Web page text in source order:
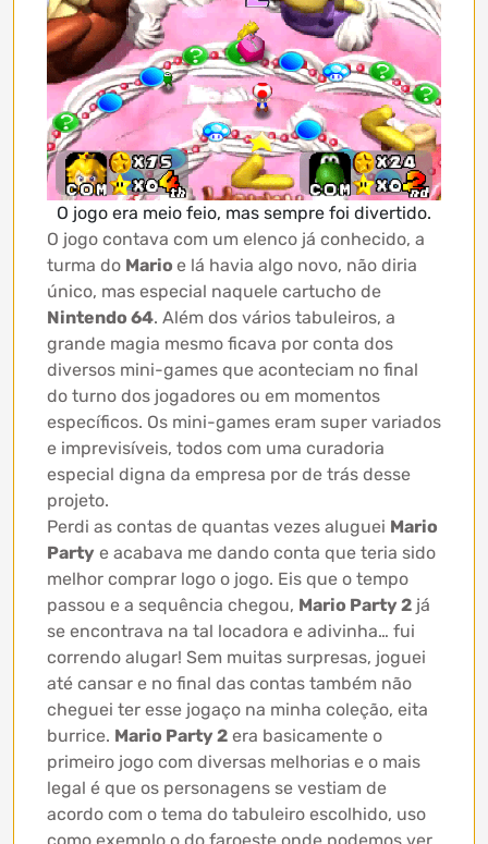
O jogo era meio feio, mas sempre foi divertido.
O jogo contava com um elenco já conhecido, a
turma do Mario e lá havia algo novo, não diria
único, mas especial naquele cartucho de
Nintendo 64. Além dos vários tabuleiros, a
grande magia mesmo ficava por conta dos
diversos mini-games que aconteciam no final
do turno dos jogadores ou em momentos
específicos. Os mini-games eram super variados
e imprevisíveis, todos com uma curadoria
especial digna da empresa por de trás desse
projeto.
Perdi as contas de quantas vezes aluguei Mario
Party e acabava me dando conta que teria sido
melhor comprar logo o jogo. Eis que o tempo
passou e a sequência chegou, Mario Party 2 já
se encontrava na tal locadora e adivinha… fui
correndo alugar! Sem muitas surpresas, joguei
até cansar e no final das contas também não
cheguei ter esse jogaço na minha coleção, eita
burrice. Mario Party 2 era basicamente o
primeiro jogo com diversas melhorias e o mais
legal é que os personagens se vestiam de
acordo com o tema do tabuleiro escolhido, uso